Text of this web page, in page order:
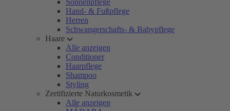
Sonnenpflege
Hand- & Fußpflege
Herren
Schwangerschafts- & Babypflege
Haare
Alle anzeigen
Conditioner
Haarpflege
Shampoo
Styling
Zertifizierte Naturkosmetik
Alle anzeigen